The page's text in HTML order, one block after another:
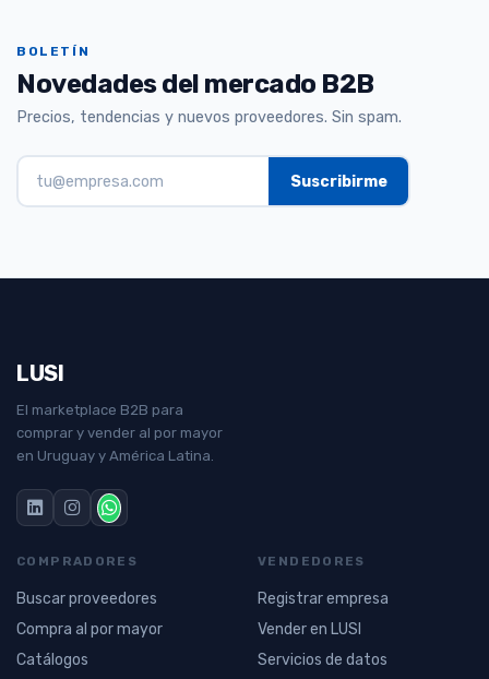
BOLETÍN
Novedades del mercado B2B
Precios, tendencias y nuevos proveedores. Sin spam.
LUSI
El marketplace B2B para
comprar y vender al por mayor
en Uruguay y América Latina.
COMPRADORES
Buscar proveedores
Compra al por mayor
Catálogos
VENDEDORES
Registrar empresa
Vender en LUSI
Servicios de datos